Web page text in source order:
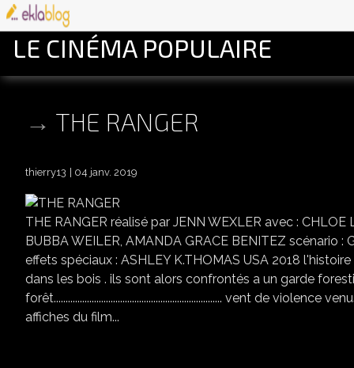
LE CINÉMA POPULAIRE
THE RANGER
thierry13 04 janv. 2019
THE RANGER réalisé par JENN WEXLER avec : CHLOE
BUBBA WEILER, AMANDA GRACE BENITEZ scénario
effets spéciaux : ASHLEY K.THOMAS USA 2018
dans les bois . ils sont alors confrontés a un garde
forêt....................................................................... vent de
affiches du film...